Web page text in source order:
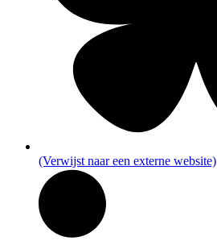
(Verwijst naar een externe website)